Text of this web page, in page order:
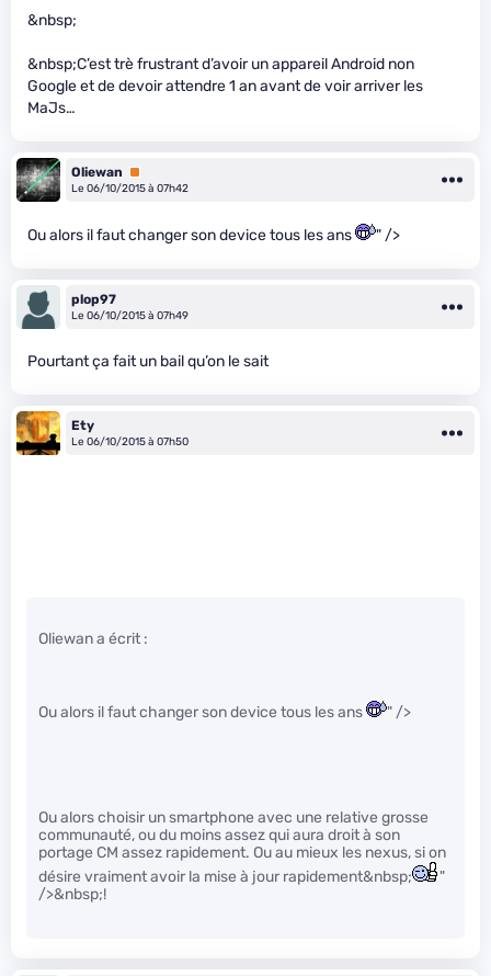
&nbsp;
&nbsp;C’est trè frustrant d’avoir un appareil Android non
Google et de devoir attendre 1 an avant de voir arriver les
MaJs…
Oliewan
Premium
Le 06/10/2015 à 07h42
Ou alors il faut changer son device tous les ans " />
plop97
Le 06/10/2015 à 07h49
Pourtant ça fait un bail qu’on le sait
Ety
Le 06/10/2015 à 07h50
Oliewan a écrit :
Ou alors il faut changer son device tous les ans " />
Ou alors choisir un smartphone avec une relative grosse
communauté, ou du moins assez qui aura droit à son
portage CM assez rapidement. Ou au mieux les nexus, si on
désire vraiment avoir la mise à jour rapidement&nbsp;
"
/>&nbsp;!